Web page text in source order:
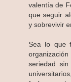
valentía de
que seguir
y sobrevivir
Sea lo que
seriedad